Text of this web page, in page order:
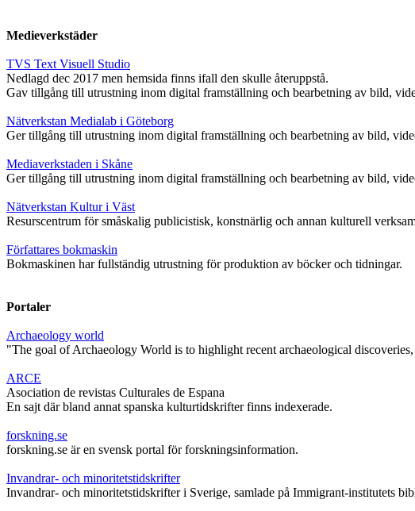
Medieverkstäder
TVS Text Visuell Studio
Nedlagd dec 2017 men hemsida finns ifall den skulle återuppstå.
Gav tillgång till utrustning inom digital framställning och bearbetning av bild,
Nätverkstan Medialab i Göteborg
Ger tillgång till utrustning inom digital framställning och bearbetning av bild,
Mediaverkstaden i Skåne
Ger tillgång till utrustning inom digital framställning och bearbetning av bild,
Nätverkstan Kultur i Väst
Resurscentrum för småskalig publicistisk, konstnärlig och annan kulturell
Författares bokmaskin
Bokmaskinen har fullständig utrustning för produktion av böcker och tidningar.
Portaler
Archaeology world
"The goal of Archaeology World is to highlight recent archaeological
ARCE
Asociation de revistas Culturales de Espana
En sajt där bland annat spanska kulturtidskrifter finns indexerade.
forskning.se
forskning.se är en svensk portal för forskningsinformation.
Invandrar- och minoritetstidskrifter
Invandrar- och minoritetstidskrifter i Sverige, samlade på Immigrant-institutets